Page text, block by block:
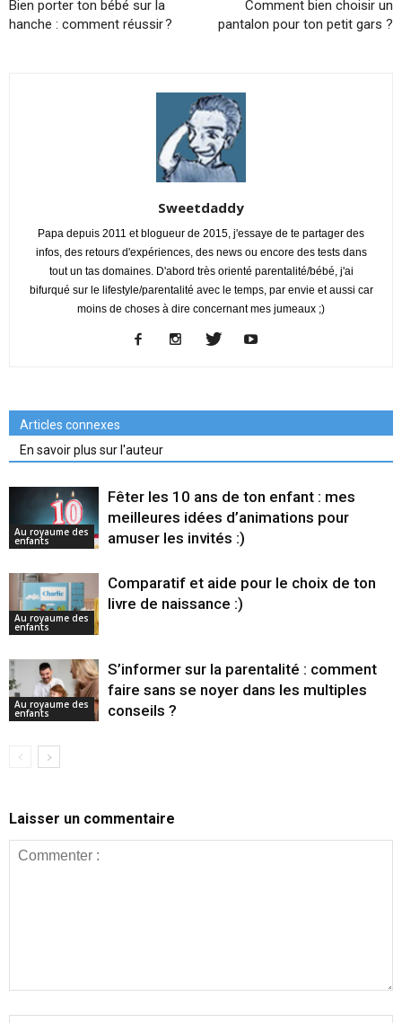
Bien porter ton bébé sur la
hanche : comment réussir ?
Comment bien choisir un
pantalon pour ton petit gars ?
Sweetdaddy
Papa depuis 2011 et blogueur de 2015, j'essaye de te partager des
infos, des retours d'expériences, des news ou encore des tests dans
tout un tas domaines. D'abord très orienté parentalité/bébé, j'ai
bifurqué sur le lifestyle/parentalité avec le temps, par envie et aussi car
moins de choses à dire concernant mes jumeaux ;)
Articles connexes
En savoir plus sur l'auteur
Au royaume des
enfants
Fêter les 10 ans de ton enfant : mes
meilleures idées d’animations pour
amuser les invités :)
Au royaume des
enfants
Comparatif et aide pour le choix de ton
livre de naissance :)
Au royaume des
enfants
S’informer sur la parentalité : comment
faire sans se noyer dans les multiples
conseils ?
Laisser un commentaire